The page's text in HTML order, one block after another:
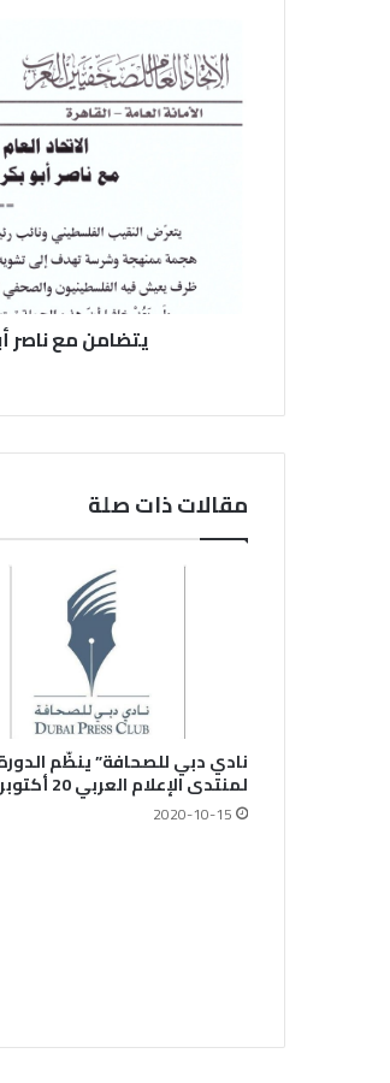
يتضامن مع ناصر
مقالات ذات صلة
لمنتدى الإعلام العربي 20 أكتوبر
2020-10-15